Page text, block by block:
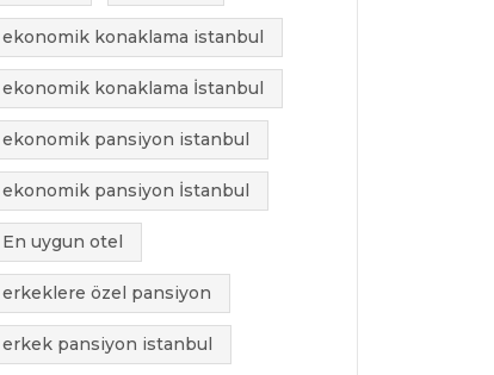
ekonomik konaklama istanbul
ekonomik konaklama İstanbul
ekonomik pansiyon istanbul
ekonomik pansiyon İstanbul
En uygun otel
erkeklere özel pansiyon
erkek pansiyon istanbul